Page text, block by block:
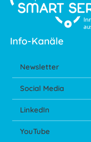
Info-Kanäle
Newsletter
Social Media
LinkedIn
YouTube